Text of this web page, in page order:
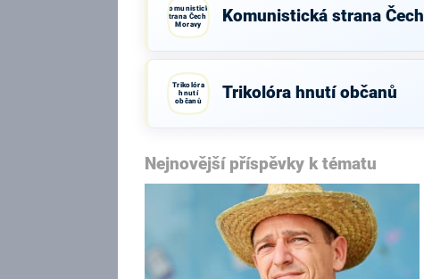
Komunistická
strana Čech a
Moravy
Komunistická strana
Trikolóra
hnutí
občanů
Trikolóra hnutí občanů
Nejnovější příspěvky k tématu